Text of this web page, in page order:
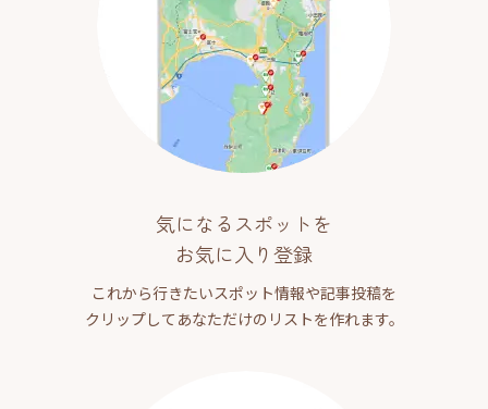
気になるスポットを
お気に入り登録
これから行きたいスポット情報や記事投稿を
クリップしてあなただけのリストを作れます。